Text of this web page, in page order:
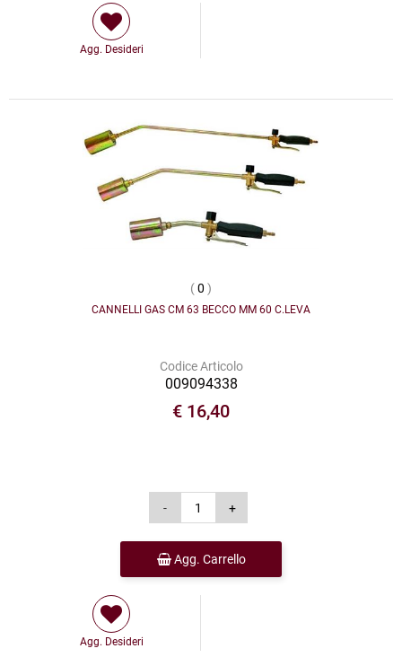
Agg. Desideri
(0 )
CANNELLI GAS CM 63 BECCO MM 60 C.LEVA
Codice Articolo
009094338
€ 16,40
Agg. Carrello
Agg. Desideri